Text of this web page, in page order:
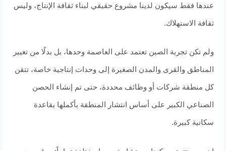
عندها فقط سيكون لدينا مشروع حقيقي لبناء ثقافة الإنتاج، وليس
ثقافة الاستهلاك.
ولم تكن تجربة الصين تعتمد على العاصمة وحدها، بل بدلًا من تغيير
المناطق والقرى والمدن الصغيرة إلى وحدات إنتاجية خاصة، تتقن
كل منطقة شركات أو وظائف محددة، حتى تم إنشاء الحصن
الصناعي الكبير على أساس انتشار المنطقة بأكملها بقاعدة
سكانية كبيرة.